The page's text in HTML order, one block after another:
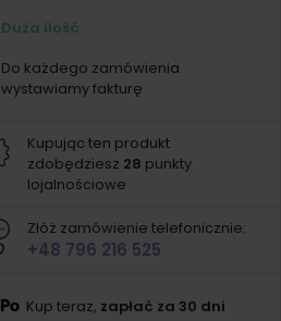
Duża ilość
Do każdego zamówienia
wystawiamy fakturę
Kupując ten produkt
zdobędziesz 28 punkty
lojalnościowe
Złóż zamówienie telefonicznie:
+48 796 216 525
Kup teraz, zapłać za 30 dni